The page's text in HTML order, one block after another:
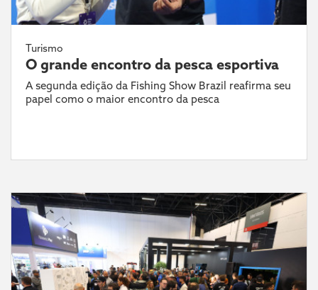
Turismo
O grande encontro da pesca esportiva
A segunda edição da Fishing Show Brazil reafirma seu
papel como o maior encontro da pesca